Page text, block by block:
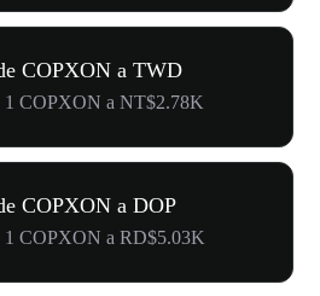
COPXON a TWD
1 COPXON a NT$2.78K
COPXON a DOP
1 COPXON a RD$5.03K